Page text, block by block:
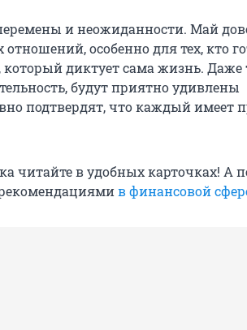
и неожиданности. Май
особенно для тех, кто
диктует сама жизнь. Даже
будут приятно удивлены
подтвердят, что каждый имеет
читайте в удобных карточках! А
рекомендациямив финансовой